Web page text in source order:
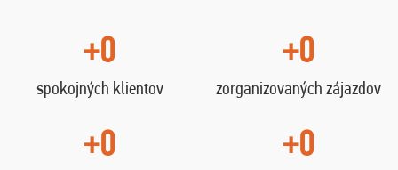
+0
spokojných klientov
+0
zorganizovaných zájazdov
+0 +0